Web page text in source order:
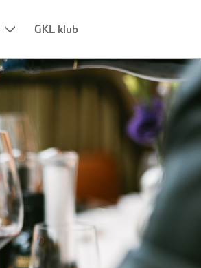
GKL klub